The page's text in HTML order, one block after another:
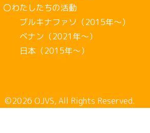
〇わたしたちの活動
ブルキナファソ（2015年～）
ベナン（2021年～）
日本（2015年～）
©2026 OJVS, All Rights Reserved.